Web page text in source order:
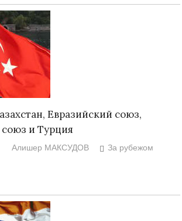
Евразийский союз,
и Турция
Алишер МАКСУДОВ
За рубежом